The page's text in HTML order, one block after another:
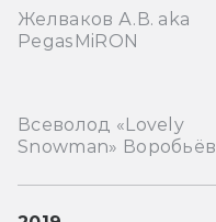
Желваков А.В. aka
PegasMiRON
Всеволод «Lovely
Snowman» Воробьёв